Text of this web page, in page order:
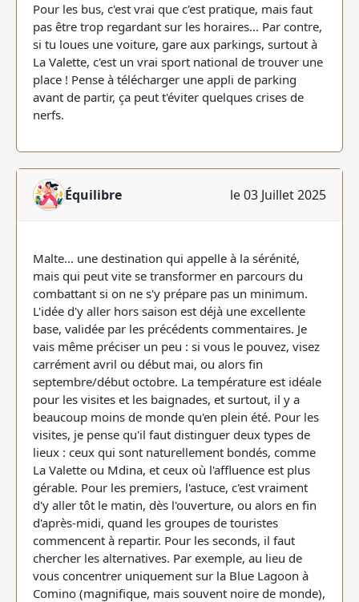
Pour les bus, c'est vrai que c'est pratique, mais faut
pas être trop regardant sur les horaires... Par contre,
si tu loues une voiture, gare aux parkings, surtout à
La Valette, c'est un vrai sport national de trouver une
place ! Pense à télécharger une appli de parking
avant de partir, ça peut t'éviter quelques crises de
nerfs.
Équilibre le 03 Juillet 2025
Malte... une destination qui appelle à la sérénité,
mais qui peut vite se transformer en parcours du
combattant si on ne s'y prépare pas un minimum.
L'idée d'y aller hors saison est déjà une excellente
base, validée par les précédents commentaires. Je
vais même préciser un peu : si vous le pouvez, visez
carrément avril ou début mai, ou alors fin
septembre/début octobre. La température est idéale
pour les visites et les baignades, et surtout, il y a
beaucoup moins de monde qu'en plein été. Pour les
visites, je pense qu'il faut distinguer deux types de
lieux : ceux qui sont naturellement bondés, comme
La Valette ou Mdina, et ceux où l'affluence est plus
gérable. Pour les premiers, l'astuce, c'est vraiment
d'y aller tôt le matin, dès l'ouverture, ou alors en fin
d'après-midi, quand les groupes de touristes
commencent à repartir. Pour les seconds, il faut
chercher les alternatives. Par exemple, au lieu de
vous concentrer uniquement sur la Blue Lagoon à
Comino (magnifique, mais souvent noire de monde),